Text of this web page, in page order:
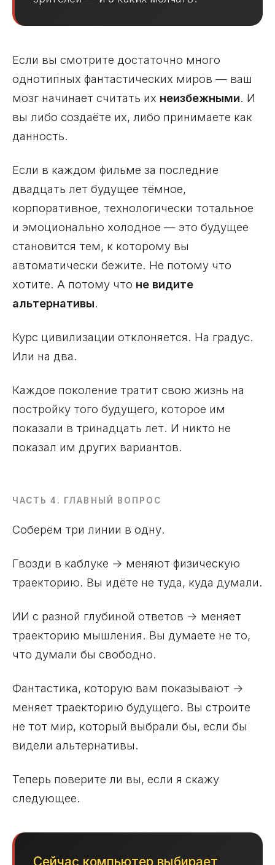
Если вы смотрите достаточно много
однотипных фантастических миров — ваш
мозг начинает считать их неизбежными. И
вы либо создаёте их, либо принимаете как
данность.
Если в каждом фильме за последние
двадцать лет будущее тёмное,
корпоративное, технологически тотальное
и эмоционально холодное — это будущее
становится тем, к которому вы
автоматически бежите. Не потому что
хотите. А потому что не видите
альтернативы.
Курс цивилизации отклоняется. На градус.
Или на два.
Каждое поколение тратит свою жизнь на
постройку того будущего, которое им
показали в тринадцать лет. И никто не
показал им других вариантов.
ЧАСТЬ 4. ГЛАВНЫЙ ВОПРОС
Соберём три линии в одну.
Гвозди в каблуке → меняют физическую
траекторию. Вы идёте не туда, куда думали.
ИИ с разной глубиной ответов → меняет
траекторию мышления. Вы думаете не то,
что думали бы свободно.
Фантастика, которую вам показывают →
меняет траекторию будущего. Вы строите
не тот мир, который выбрали бы, если бы
видели альтернативы.
Теперь поверите ли вы, если я скажу
следующее.
Сейчас компьютер выбирает,